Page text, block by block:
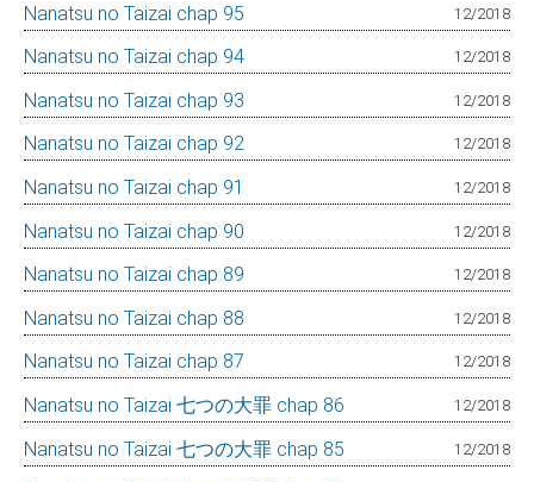
Nanatsu no Taizai chap 95 12/2018
Nanatsu no Taizai chap 94 12/2018
Nanatsu no Taizai chap 93 12/2018
Nanatsu no Taizai chap 92 12/2018
Nanatsu no Taizai chap 91 12/2018
Nanatsu no Taizai chap 90 12/2018
Nanatsu no Taizai chap 89 12/2018
Nanatsu no Taizai chap 88 12/2018
Nanatsu no Taizai chap 87 12/2018
Nanatsu no Taizai 七つの大罪 chap 86 12/2018
Nanatsu no Taizai 七つの大罪 chap 85 12/2018